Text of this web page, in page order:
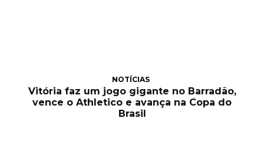
NOTÍCIAS
Vitória faz um jogo gigante no Barradão,
vence o Athletico e avança na Copa do
Brasil